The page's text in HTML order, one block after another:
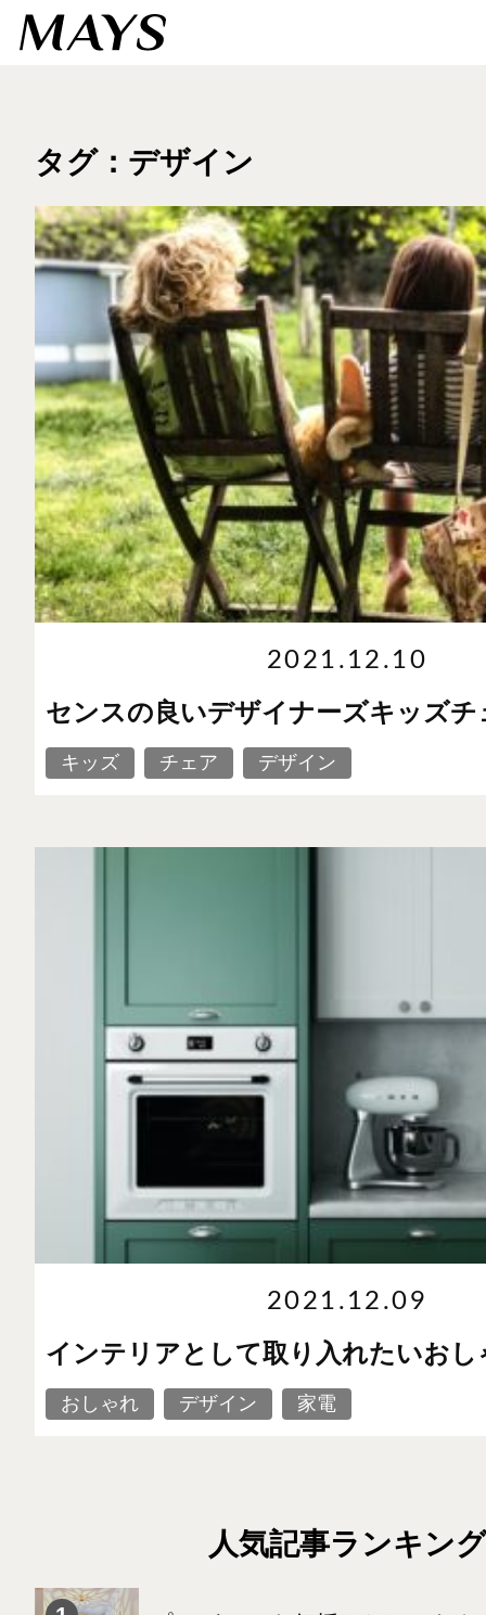
タグ：デザイン
2021.12.10
センスの良いデザイナーズキッズチ
キッズ チェア デザイン
2021.12.09
インテリアとして取り入れたいおし
おしゃれ デザイン 家電
人気記事ランキング